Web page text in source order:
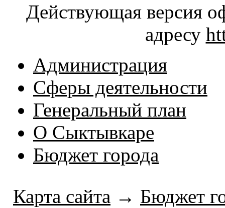
Действующая версия
адресу
Администрация
Сферы деятельности
Генеральный план
О Сыктывкаре
Бюджет города
Карта сайта → Бюджет